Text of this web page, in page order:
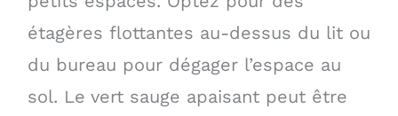
étagères flottantes au-dessus du lit ou
du bureau pour dégager l’espace au
sol. Le vert sauge apaisant peut être